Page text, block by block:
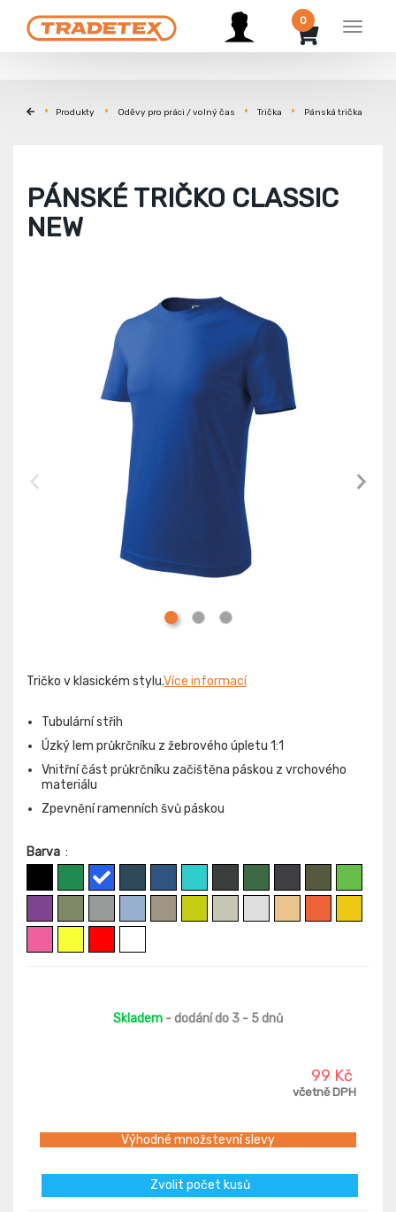
Menu
0
Produkty Oděvy pro práci / volný čas Trička Pánská trička
PÁNSKÉ TRIČKO CLASSIC
NEW
Tričko v klasickém stylu.Více informací
Tubulární střih
Úzký lem průkrčníku z žebrového úpletu 1:1
Vnitřní část průkrčníku začištěna páskou z vrchového
materiálu
Zpevnění ramenních švů páskou
Barva :
Skladem - dodání do 3 - 5 dnů
99 Kč
včetně DPH
Výhodné množstevní slevy
Zvolit počet kusů